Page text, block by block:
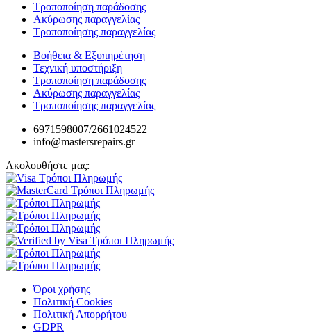
Τροποποίηση παράδοσης
Ακύρωσης παραγγελίας
Τροποποίησης παραγγελίας
Βοήθεια & Εξυπηρέτηση
Τεχνική υποστήριξη
Τροποποίηση παράδοσης
Ακύρωσης παραγγελίας
Τροποποίησης παραγγελίας
6971598007/2661024522
info@mastersrepairs.gr
Ακολουθήστε μας:
Όροι χρήσης
Πολιτική Cookies
Πολιτική Απορρήτου
GDPR